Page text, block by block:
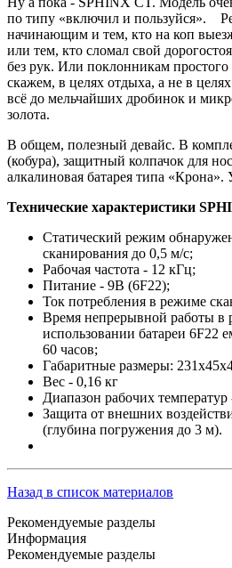
по типу «включил и пользуйся».
начинающим и тем, кто на коп
или тем, кто сломал свой
без рук. Или поклонникам
скажем, в целях отдыха, а не в
всё до мельчайших дробинок и
золота.
В общем, полезный девайс. В
(кобура), защитный колпачок для
алкалиновая батарея типа «Крона».
Технические характеристики
Статический режим
сканирования до 0,5 м/с;
Рабочая частота - 12 кГц;
Питание - 9В (6F22);
Ток потребления в режиме
Время непрерывной работы в
использовании батареи 6F22
60 часов;
Габаритные размеры:
Вес - 0,16 кг
Диапазон рабочих
Защита от внешних
(глубина погружения до 3 м).
Назад в список материалов
Рекомендуемые разделы
Информация
Рекомендуемые разделы